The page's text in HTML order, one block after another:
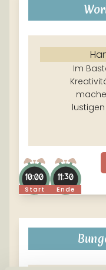
Im
Start
10:00
Ende
11:30